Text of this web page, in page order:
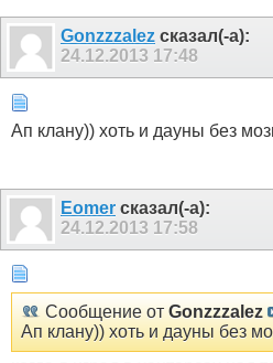
Gonzzzalez сказал(-а):
24.12.2013 17:48
Ап клану)) хоть и дауны без
Eomer сказал(-а):
24.12.2013 17:58
Сообщение от Gonzzzalez
Ап клану)) хоть и дауны без